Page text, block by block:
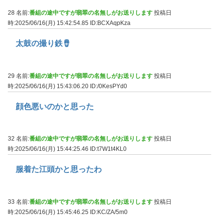
28 名前:番組の途中ですが翡翠の名無しがお送りします 投稿日
時:2025/06/16(月) 15:42:54.85
ID:BCXAqpKza
太鼓の撮り鉄🪘
29 名前:番組の途中ですが翡翠の名無しがお送りします 投稿日
時:2025/06/16(月) 15:43:06.20 ID:/0KesPYd0
顔色悪いのかと思った
32 名前:番組の途中ですが翡翠の名無しがお送りします 投稿日
時:2025/06/16(月) 15:44:25.46
ID:t7W1t4KL0
服着た江頭かと思ったわ
33 名前:番組の途中ですが翡翠の名無しがお送りします 投稿日
時:2025/06/16(月) 15:45:46.25 ID:KC/ZA/5m0